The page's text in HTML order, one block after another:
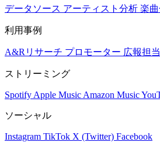
データソース アーティスト分析 楽
利用事例
A&Rリサーチ プロモーター 広報担当
ストリーミング
Spotify Apple Music Amazon Music
ソーシャル
Instagram TikTok X (Twitter) Facebook